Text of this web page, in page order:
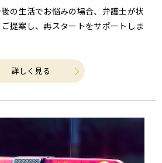
の生活でお悩みの場合、弁護士が状
提案し、再スタートをサポートしま
詳しく見る